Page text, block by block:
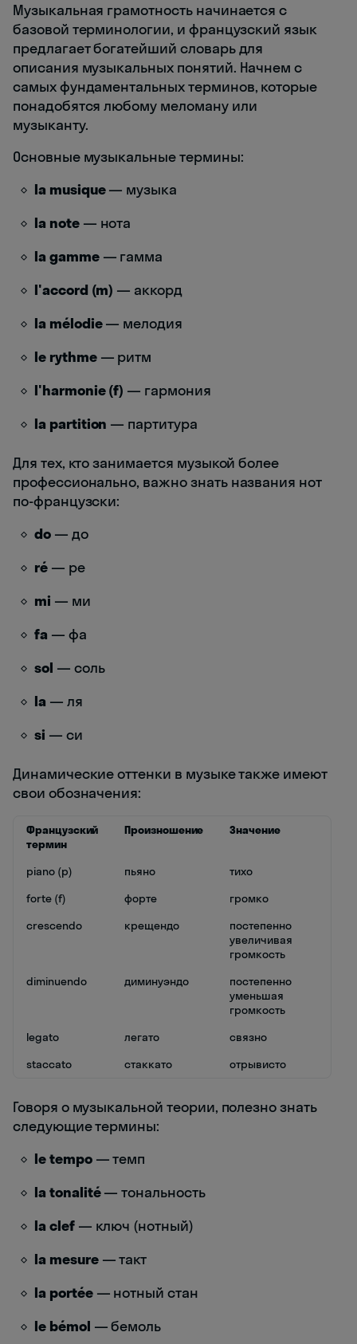
Музыкальная грамотность начинается с
базовой терминологии, и французский язык
предлагает богатейший словарь для
описания музыкальных понятий. Начнем с
самых фундаментальных терминов, которые
понадобятся любому меломану или
музыканту.
Основные музыкальные термины:
la musique— музыка
la note— нота
la gamme— гамма
l'accord (m) — аккорд
la mélodie— мелодия
le rythme— ритм
l'harmonie (f) — гармония
la partition — партитура
Для тех, кто занимается музыкой более
профессионально, важно знать названия нот
по-французски:
do— до
ré— ре
mi — ми
fa — фа
sol — соль
la — ля
si — си
Динамические оттенки в музыке также имеют
свои обозначения:
Французский
термин
Произношение Значение
piano (p) пьяно
тихо
forte (f)
форте
громко
crescendo
крещендо
постепенно
увеличивая
громкость
diminuendo
диминуэндо
постепенно
уменьшая
громкость
legato
легато
связно
staccato
стаккато отрывисто
Говоря о музыкальной теории, полезно знать
следующие термины:
le tempo— темп
la tonalité— тональность
la clef— ключ (нотный)
la mesure— такт
la portée— нотный стан
le bémol — бемоль